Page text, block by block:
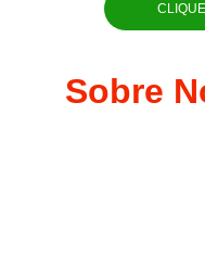
Sobre